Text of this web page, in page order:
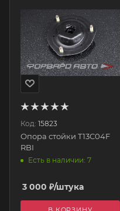
Код: 15823
Опора стойки T13C04F
RBI
Есть в наличии: 7
3 000 ₽/штука